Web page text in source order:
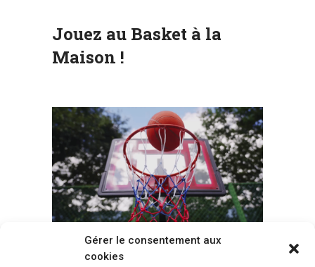
Gérer le consentement aux
cookies
Jouez au Basket à la
Maison !